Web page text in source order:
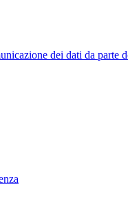
dei dati da